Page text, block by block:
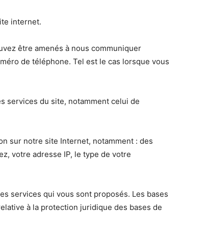
internet.
être amenés à nous communiquer
de téléphone. Tel est le cas lorsque vous
services du site, notamment celui de
sur notre site Internet, notamment : des
votre adresse IP, le type de votre
services qui vous sont proposés. Les bases
à la protection juridique des bases de